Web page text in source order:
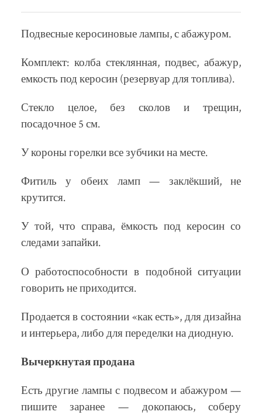
Подвесные керосиновые лампы, с абажуром.
Комплект: колба стеклянная, подвес, абажур,
емкость под керосин (резервуар для топлива).
Стекло целое, без сколов и трещин,
посадочное 5 см.
У короны горелки все зубчики на месте.
Фитиль у обеих ламп — заклёкший, не
крутится.
У той, что справа, ёмкость под керосин со
следами запайки.
О работоспособности в подобной ситуации
говорить не приходится.
Продается в состоянии «как есть», для дизайна
и интерьера, либо для переделки на диодную.
Вычеркнутая продана
Есть другие лампы с подвесом и абажуром —
пишите заранее — докопаюсь, соберу